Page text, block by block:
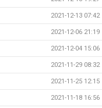
2021-12-13 07:42
2021-12-06 21:19
2021-12-04 15:06
2021-11-29 08:32
2021-11-25 12:15
2021-11-18 16:56